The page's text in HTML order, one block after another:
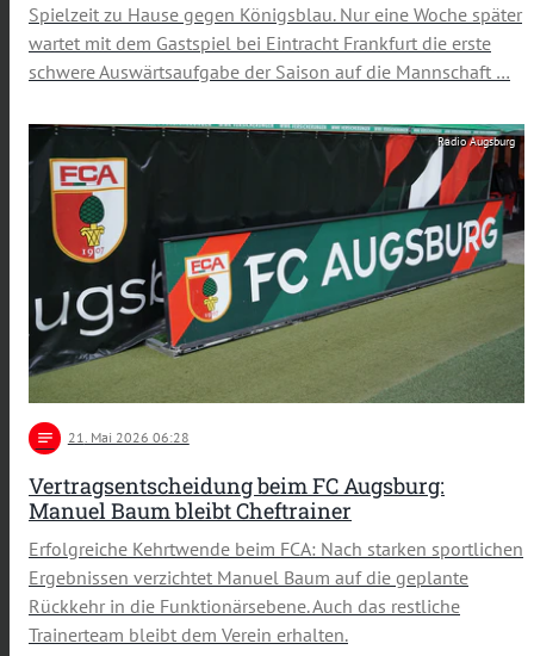
Spielzeit zu Hause gegen Königsblau. Nur eine Woche später
wartet mit dem Gastspiel bei Eintracht Frankfurt die erste
schwere Auswärtsaufgabe der Saison auf die Mannschaft …
Radio Augsburg
notes 21. Mai 2026 06:28
Vertragsentscheidung beim FC Augsburg:
Manuel Baum bleibt Cheftrainer
Erfolgreiche Kehrtwende beim FCA: Nach starken sportlichen
Ergebnissen verzichtet Manuel Baum auf die geplante
Rückkehr in die Funktionärsebene. Auch das restliche
Trainerteam bleibt dem Verein erhalten.